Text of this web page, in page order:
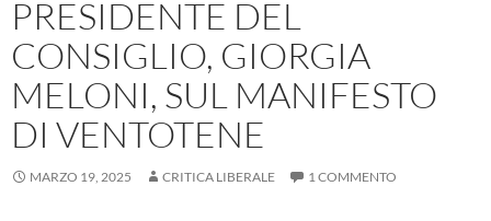
PRESIDENTE DEL
CONSIGLIO, GIORGIA
MELONI, SUL MANIFESTO
DI VENTOTENE
MARZO 19, 2025 CRITICA LIBERALE 1 COMMENTO